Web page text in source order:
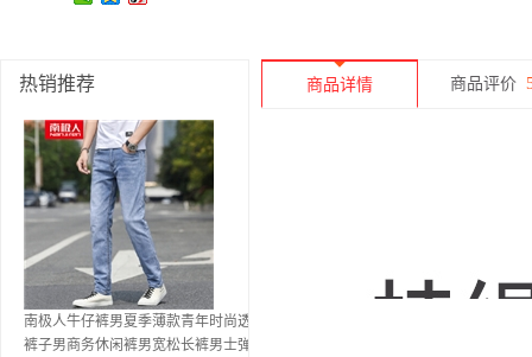
热销推荐
南极人牛仔裤男夏季薄款青年时尚透气
裤子男商务休闲裤男宽松长裤男士弹力
商品详情 商品评价